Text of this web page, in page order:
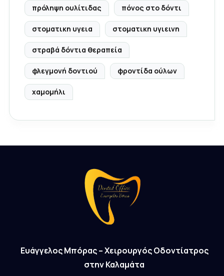
πρόληψη ουλίτιδας πόνος στο δόντι
στοματικη υγεια στοματικη υγιεινη
στραβά δόντια θεραπεία
φλεγμονή δοντιού φροντίδα ούλων
χαμομήλι
Ευάγγελος Μπόρας – Χειρουργός Οδοντίατρος
στην Καλαμάτα